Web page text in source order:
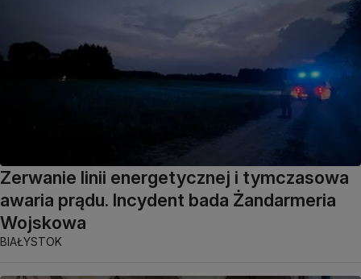
Zerwanie linii energetycznej i tymczasowa
awaria prądu. Incydent bada Żandarmeria
Wojskowa
BIAŁYSTOK